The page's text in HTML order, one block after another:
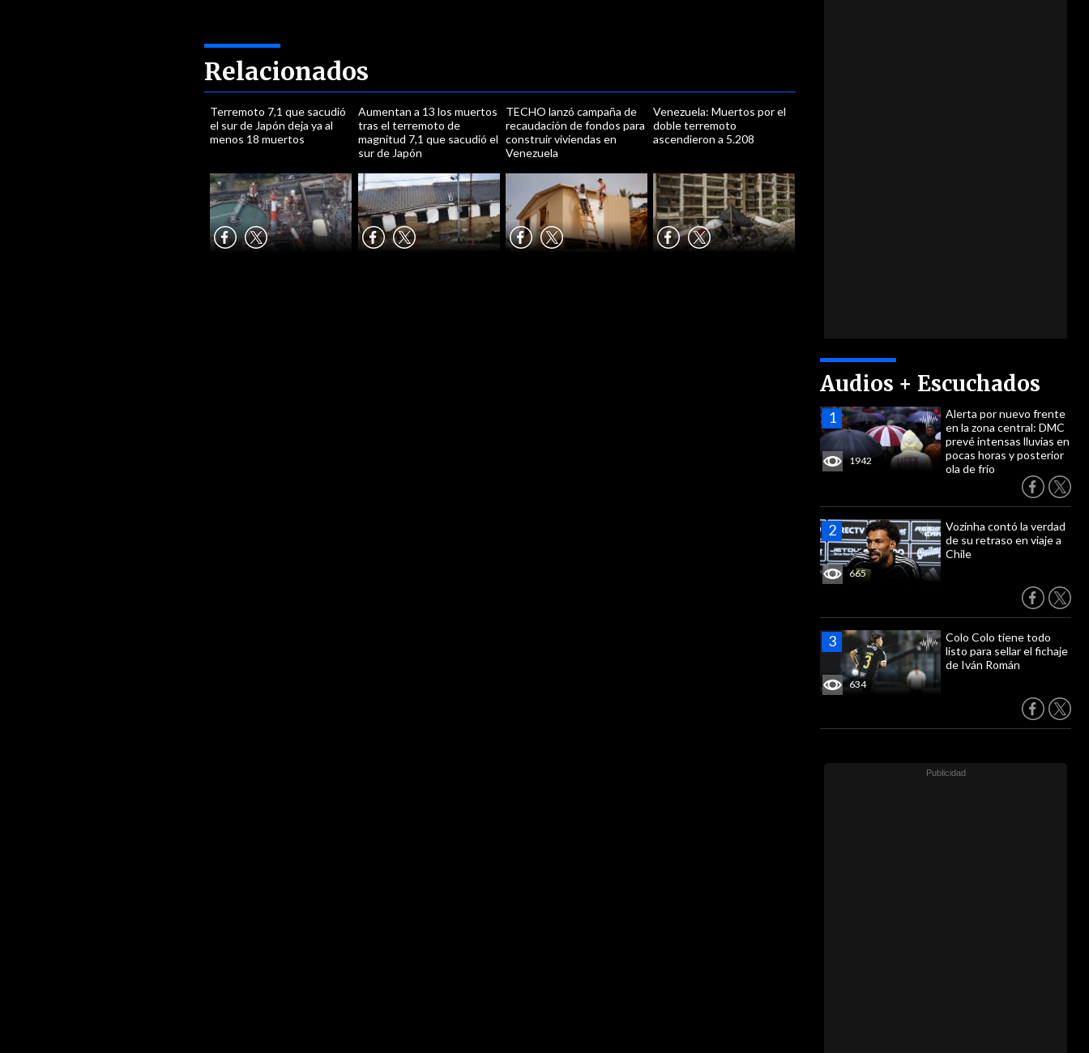
Audios + Escuchados
1942
Alerta por nuevo frente
en la zona central: DMC
prevé intensas lluvias en
pocas horas y posterior
ola de frío
665
Vozinha contó la verdad
de su retraso en viaje a
Chile
634
Colo Colo tiene todo
listo para sellar el fichaje
de Iván Román
Relacionados
Terremoto 7,1 que sacudió
el sur de Japón deja ya al
menos 18 muertos
Aumentan a 13 los muertos
tras el terremoto de
magnitud 7,1 que sacudió el
sur de Japón
TECHO lanzó campaña de
recaudación de fondos para
construir viviendas en
Venezuela
Venezuela: Muertos por el
doble terremoto
ascendieron a 5.208